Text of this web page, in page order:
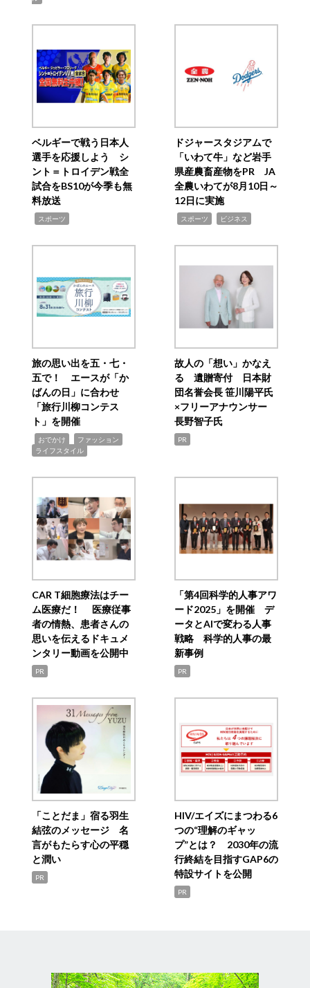
ベルギーで戦う日本人
選手を応援しよう シ
ント＝トロイデン戦全
試合をBS10が今季も無
料放送
スポーツ
ドジャースタジアムで
「いわて牛」など岩手
県産農畜産物をPR JA
全農いわてが8月10日～
12日に実施
スポーツ ビジネス
旅の思い出を五・七・
五で！ エースが「か
ばんの日」に合わせ
「旅行川柳コンテス
ト」を開催
おでかけ ファッション
ライフスタイル
故人の「想い」かなえ
る 遺贈寄付 日本財
団名誉会長 笹川陽平氏
×フリーアナウンサー
長野智子氏
PR
CAR T細胞療法はチー
ム医療だ！ 医療従事
者の情熱、患者さんの
思いを伝えるドキュメ
ンタリー動画を公開中
PR
「第4回科学的人事アワ
ード2025」を開催 デ
ータとAIで変わる人事
戦略 科学的人事の最
新事例
PR
「ことだま」宿る羽生
結弦のメッセージ 名
言がもたらす心の平穏
と潤い
PR
HIV/エイズにまつわる6
つの“理解のギャッ
プ”とは？ 2030年の流
行終結を目指すGAP6の
特設サイトを公開
PR